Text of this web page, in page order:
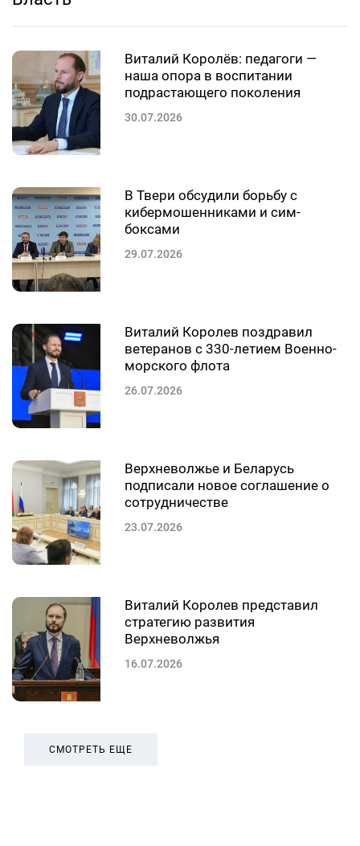
Виталий Королёв: педагоги —
наша опора в воспитании
подрастающего поколения
30.07.2026
В Твери обсудили борьбу с
кибермошенниками и сим-
боксами
29.07.2026
Виталий Королев поздравил
ветеранов с 330-летием Военно-
морского флота
26.07.2026
Верхневолжье и Беларусь
подписали новое соглашение о
сотрудничестве
23.07.2026
Виталий Королев представил
стратегию развития
Верхневолжья
16.07.2026
СМОТРЕТЬ ЕЩЕ